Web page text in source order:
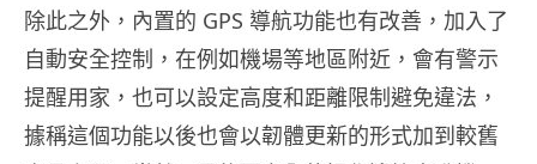
除此之外，內置的 GPS 導航功能也有改善，加入了
自動安全控制，在例如機場等地區附近，會有警示
提醒用家，也可以設定高度和距離限制避免違法，
據稱這個功能以後也會以韌體更新的形式加到較舊